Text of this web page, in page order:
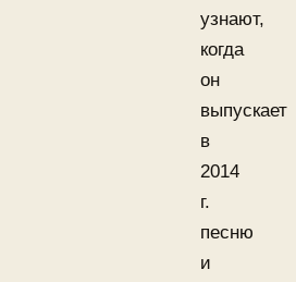
узнают,
когда
он
выпускает
в
2014
г.
песню
и